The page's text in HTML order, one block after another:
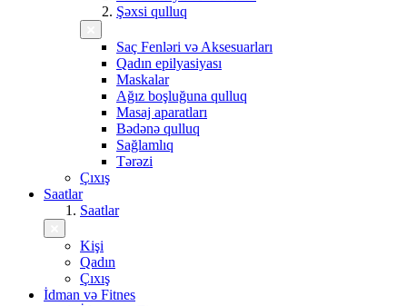
Şəxsi qulluq
Saç Fenləri və Aksesuarları
Qadın epilyasiyası
Maskalar
Ağız boşluğuna qulluq
Masaj aparatları
Bədənə qulluq
Sağlamlıq
Tərəzi
Çıxış
Saatlar
Saatlar
Kişi
Qadın
Çıxış
İdman və Fitnes